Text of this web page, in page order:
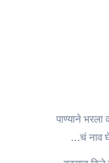
पाण्याने
…चं नाव